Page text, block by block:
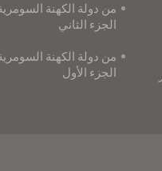
من دولة الكهنة
الجزء الثاني
من دولة الكهنة
الجزء الأول